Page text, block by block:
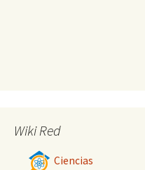
Wiki Red
Ciencias